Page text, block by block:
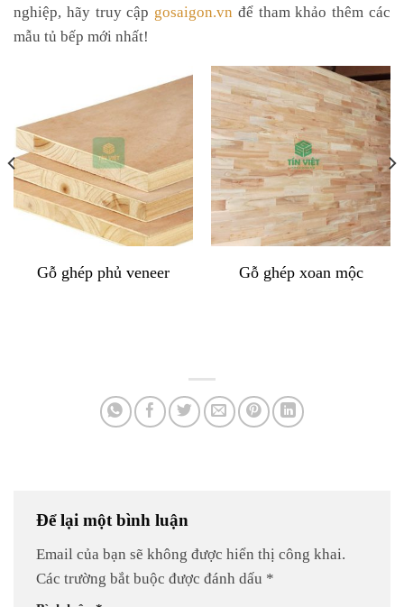
nghiệp, hãy truy cập gosaigon.vn để tham khảo thêm các
mẫu tủ bếp mới nhất!
Gỗ ghép phủ veneer Gỗ ghép xoan mộc
Để lại một bình luận
Email của bạn sẽ không được hiển thị công khai.
Các trường bắt buộc được đánh dấu *